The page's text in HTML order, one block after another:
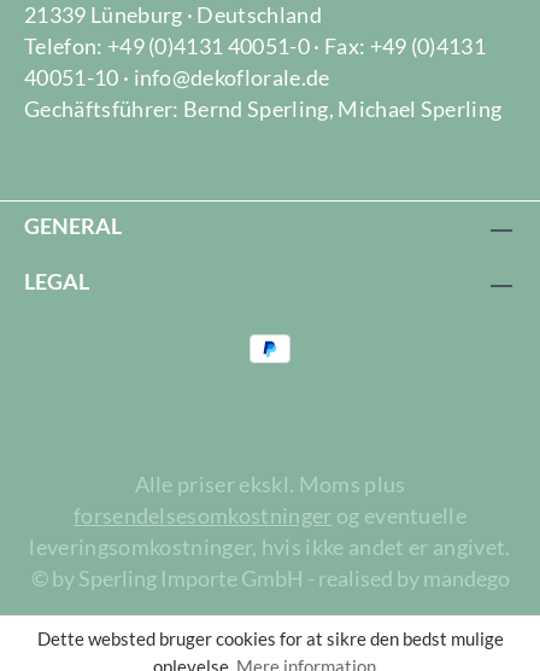
21339 Lüneburg · Deutschland
Telefon: +49 (0)4131 40051-0 · Fax: +49 (0)4131
40051-10 · info@dekoflorale.de
Gechäftsführer: Bernd Sperling, Michael Sperling
GENERAL
LEGAL
Alle priser ekskl. Moms plus
forsendelsesomkostninger og eventuelle
leveringsomkostninger, hvis ikke andet er angivet.
© by Sperling Importe GmbH - realised by mandego
Dette websted bruger cookies for at sikre den bedst mulige
oplevelse. Mere information...